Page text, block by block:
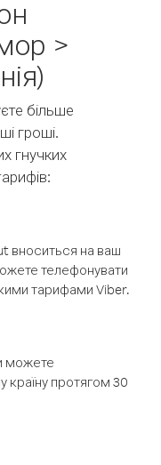
>
більше
гроші.
гнучких
вноситься на ваш
телефонувати
тарифами Viber.
можете
країну протягом 30